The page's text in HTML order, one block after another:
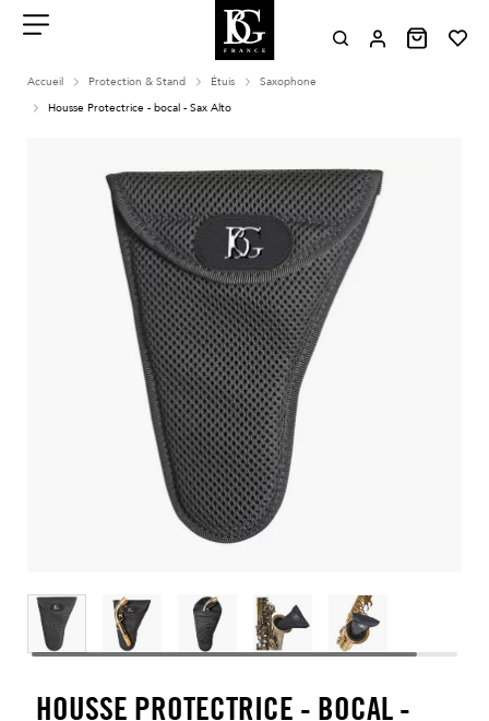
contenu
Accueil Protection & Stand Étuis
Saxophone
Housse Protectrice - bocal - Sax Alto
HOUSSE PROTECTRICE - BOCAL -